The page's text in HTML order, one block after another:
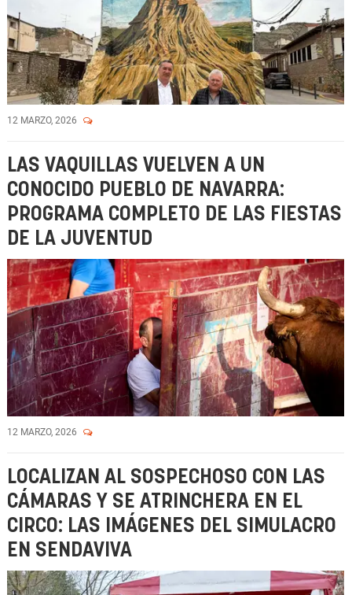
12 MARZO, 2026
LAS VAQUILLAS VUELVEN A UN
CONOCIDO PUEBLO DE NAVARRA:
PROGRAMA COMPLETO DE LAS FIESTAS
DE LA JUVENTUD
12 MARZO, 2026
LOCALIZAN AL SOSPECHOSO CON LAS
CÁMARAS Y SE ATRINCHERA EN EL
CIRCO: LAS IMÁGENES DEL SIMULACRO
EN SENDAVIVA